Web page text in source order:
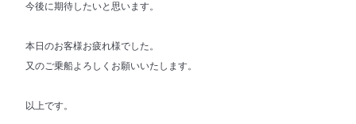
今後に期待したいと思います。
本日のお客様お疲れ様でした。
又のご乗船よろしくお願いいたします。
以上です。